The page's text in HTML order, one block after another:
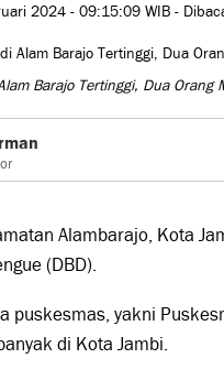
2024 - 09:15:09 WIB -
Barajo Tertinggi, Dua Orang
Alambarajo, Kota
(DBD).
puskesmas, yakni
di Kota Jambi.